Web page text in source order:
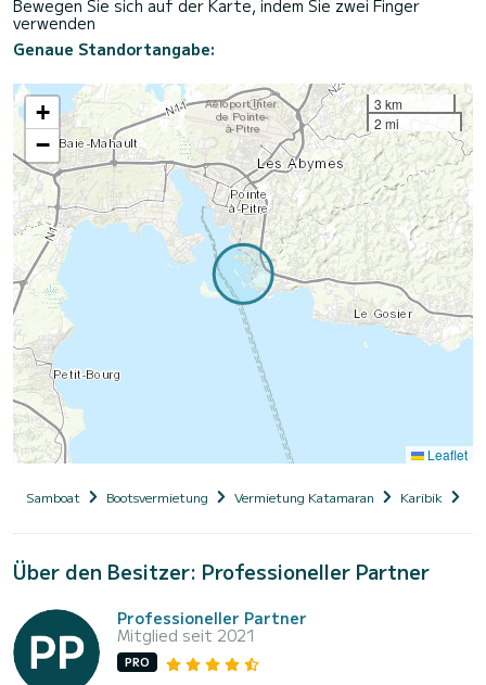
Bewegen Sie sich auf der Karte, indem Sie zwei Finger
verwenden
Genaue Standortangabe:
+
−
3 km
2 mi
Leaflet
Samboat Bootsvermietung Vermietung Katamaran Karibik
Über den Besitzer: Professioneller Partner
Professioneller Partner
Mitglied seit 2021
PRO